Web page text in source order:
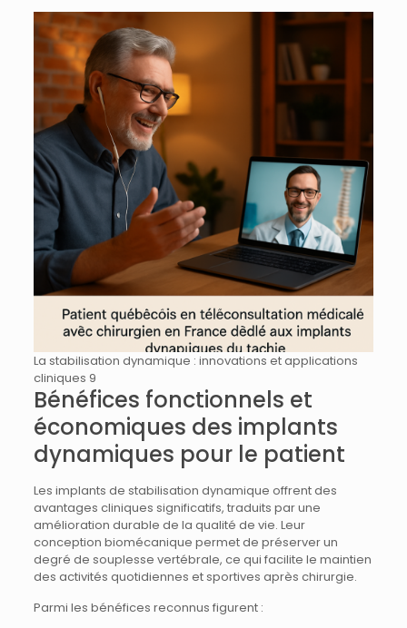
La stabilisation dynamique : innovations et applications
cliniques 9
Bénéfices fonctionnels et
économiques des implants
dynamiques pour le patient
Les implants de stabilisation dynamique offrent des
avantages cliniques significatifs, traduits par une
amélioration durable de la qualité de vie. Leur
conception biomécanique permet de préserver un
degré de souplesse vertébrale, ce qui facilite le maintien
des activités quotidiennes et sportives après chirurgie.
Parmi les bénéfices reconnus figurent :